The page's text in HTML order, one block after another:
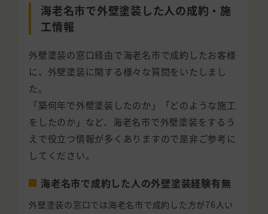
海老名市で外壁塗装した人の成約・施
工情報
外壁塗装の窓口経由で海老名市で成約したお客様
に、外壁塗装に関する様々な質問をいたしまし
た。
「築何年で外壁塗装したのか」「どのような施工
をしたのか」など、海老名市で外壁塗装をするう
えで役立つ情報が多くありますので是非ご参考に
してください。
海老名市で成約した人の外壁塗装経験有無
外壁塗装の窓口では海老名市で成約した方が76人い